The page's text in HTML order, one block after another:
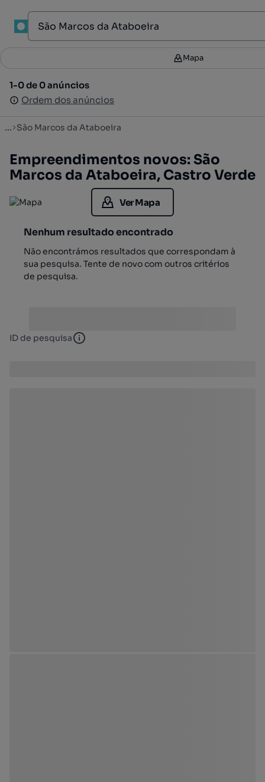
Filtros
1-0 de 0 anúncios
Ordem dos anúncios
Mapa
1-0 de 0 anúncios
Ordem dos anúncios
... São Marcos da Ataboeira
Empreendimentos novos: São
Marcos da Ataboeira, Castro Verde
Ver Mapa
Nenhum resultado encontrado
Não encontrámos resultados que correspondam à
sua pesquisa. Tente de novo com outros critérios
de pesquisa.
ID de pesquisa ID de pesquisa